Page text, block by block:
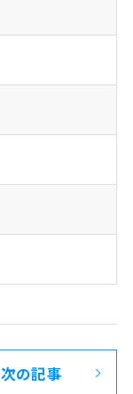
次の記事